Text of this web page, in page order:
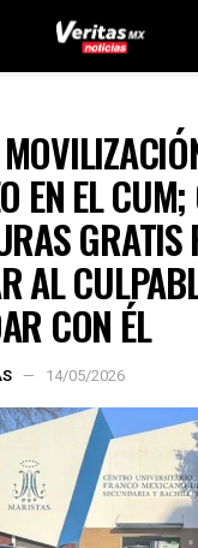
EN EL CUM;
GRATIS
AL
CON ÉL
14/05/2026